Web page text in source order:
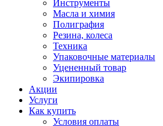
Инструменты
Масла и химия
Полиграфия
Резина, колеса
Техника
Упаковочные материалы
Уцененный товар
Экипировка
Акции
Услуги
Как купить
Условия оплаты